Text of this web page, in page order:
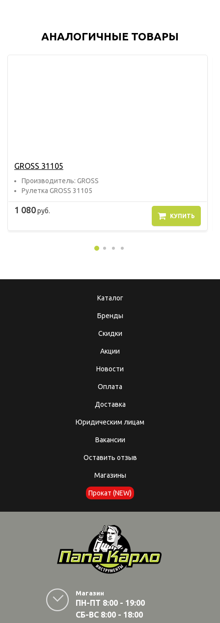
АНАЛОГИЧНЫЕ ТОВАРЫ
GROSS 31105
Прoизвoдитель: GROSS
Рулетка GROSS 31105
1 080руб.
КУПИТЬ
Каталог
Бренды
Скидки
Акции
Новости
Оплата
Доставка
Юридическим лицам
Вакансии
Оставить отзыв
Магазины
Прокат (NEW)
Магазин
ПН-ПТ 8:00 - 19:00
СБ-ВС 8:00 - 18:00